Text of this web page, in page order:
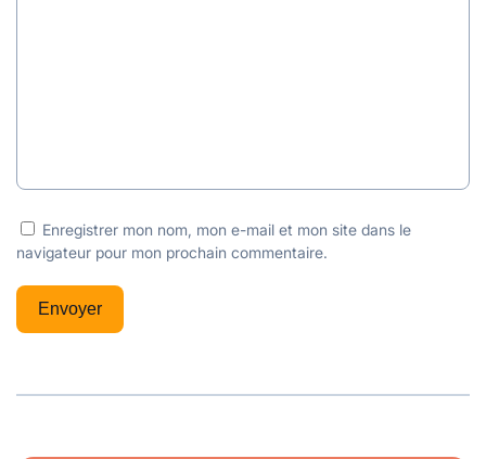
Enregistrer mon nom, mon e-mail et mon site dans le
navigateur pour mon prochain commentaire.